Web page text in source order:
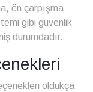
ön çarpışma
gibi güvenlik
durumdadır.
oldukça